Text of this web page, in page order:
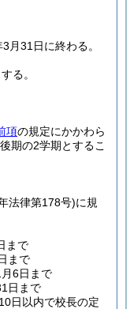
月31日に終わる。
る。
項の規定にかかわら
期の2学期とするこ
法律第178号)に規
まで
まで
6日まで
日まで
日以内で校長の定